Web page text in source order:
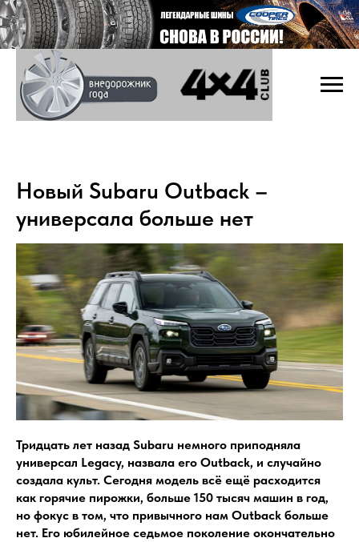
Новый Subaru Outback –
универсала больше нет
Тридцать лет назад Subaru немного приподняла
универсал Legacy, назвала его Outback, и случайно
создала культ. Сегодня модель всё ещё расходится
как горячие пирожки, больше 150 тысяч машин в год,
но фокус в том, что привычного нам Outback больше
нет. Его юбилейное седьмое поколение окончательно